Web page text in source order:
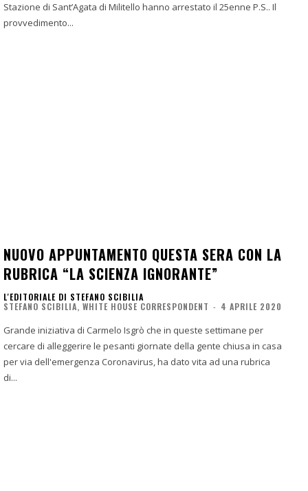
Stazione di Sant’Agata di Militello hanno arrestato il 25enne P.S.. Il
provvedimento...
NUOVO APPUNTAMENTO QUESTA SERA CON LA
RUBRICA “LA SCIENZA IGNORANTE”
L'EDITORIALE DI STEFANO SCIBILIA
STEFANO SCIBILIA, WHITE HOUSE CORRESPONDENT - 4 APRILE 2020
Grande iniziativa di Carmelo Isgrò che in queste settimane per
cercare di alleggerire le pesanti giornate della gente chiusa in casa
per via dell'emergenza Coronavirus, ha dato vita ad una rubrica
di...